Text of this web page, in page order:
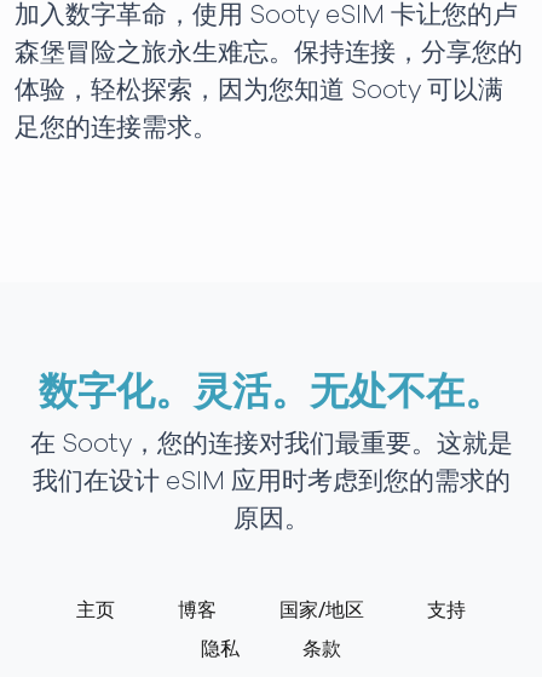
加入数字革命，使用 Sooty eSIM 卡让您的卢
森堡冒险之旅永生难忘。保持连接，分享您的
体验，轻松探索，因为您知道 Sooty 可以满
足您的连接需求。
数字化。灵活。无处不在。
在 Sooty，您的连接对我们最重要。这就是
我们在设计 eSIM 应用时考虑到您的需求的
原因。
主页 博客 国家/地区
支持
隐私
条款